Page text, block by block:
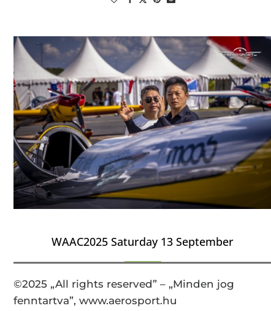
WAAC2025 Saturday 13 September
©2025 „All rights reserved” – „Minden jog
fenntartva”, www.aerosport.hu